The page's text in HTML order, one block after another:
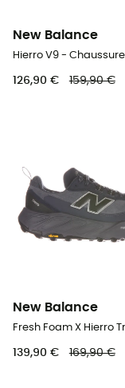
New Balance
126,90 € 159,90 €
New Balance
139,90 € 169,90 €